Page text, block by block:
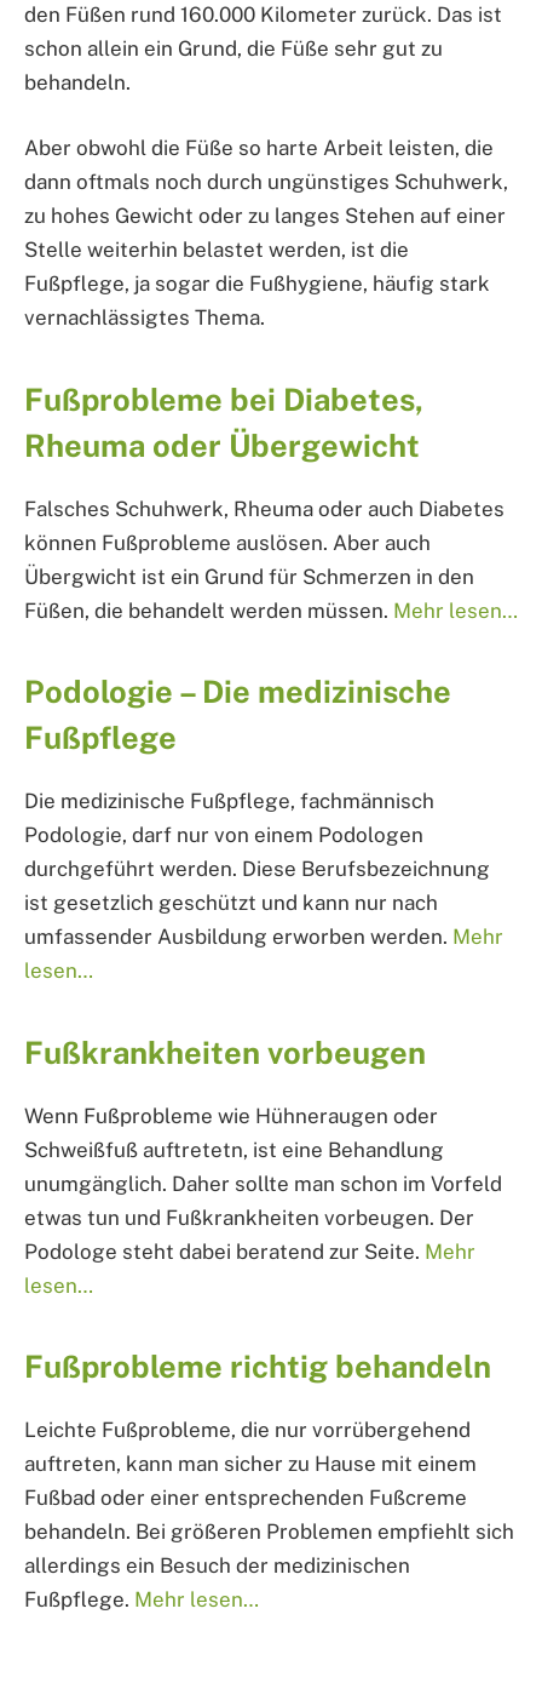
den Füßen rund 160.000 Kilometer zurück. Das ist
schon allein ein Grund, die Füße sehr gut zu
behandeln.
Aber obwohl die Füße so harte Arbeit leisten, die
dann oftmals noch durch ungünstiges Schuhwerk,
zu hohes Gewicht oder zu langes Stehen auf einer
Stelle weiterhin belastet werden, ist die
Fußpflege, ja sogar die Fußhygiene, häufig stark
vernachlässigtes Thema.
Fußprobleme bei Diabetes,
Rheuma oder Übergewicht
Falsches Schuhwerk, Rheuma oder auch Diabetes
können Fußprobleme auslösen. Aber auch
Übergwicht ist ein Grund für Schmerzen in den
Füßen, die behandelt werden müssen. Mehr lesen…
Podologie – Die medizinische
Fußpflege
Die medizinische Fußpflege, fachmännisch
Podologie, darf nur von einem Podologen
durchgeführt werden. Diese Berufsbezeichnung
ist gesetzlich geschützt und kann nur nach
umfassender Ausbildung erworben werden. Mehr
lesen…
Fußkrankheiten vorbeugen
Wenn Fußprobleme wie Hühneraugen oder
Schweißfuß auftretetn, ist eine Behandlung
unumgänglich. Daher sollte man schon im Vorfeld
etwas tun und Fußkrankheiten vorbeugen. Der
Podologe steht dabei beratend zur Seite. Mehr
lesen…
Fußprobleme richtig behandeln
Leichte Fußprobleme, die nur vorrübergehend
auftreten, kann man sicher zu Hause mit einem
Fußbad oder einer entsprechenden Fußcreme
behandeln. Bei größeren Problemen empfiehlt sich
allerdings ein Besuch der medizinischen
Fußpflege. Mehr lesen…